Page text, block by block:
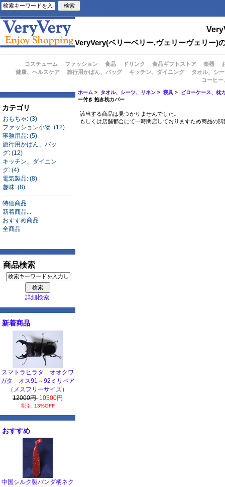
VeryVery(ベリーベリー,ヴェリーヴェリー)
コスチューム ファッション 食品 ドリンク 食品ギフトストア 楽器
健康、ヘルスケア
旅行用かばん、バッグ キッチン、ダイニング
タオル、シ
コーヒ
カテゴリ
おもちゃ: (3)
ファッション小物: (12)
事務用品: (5)
旅行用かばん、バッ
グ: (12)
キッチン、ダイニン
グ: (4)
電気製品: (8)
趣味: (8)
特価商品
新着商品...
おすすめ商品
全商品
商品検索
詳細検索
新着商品
スマトラヒラタ オオクワ
ガタ オス91～92ミリペア
（メスフリーサイズ）
12000円 10500円
割引: 13%OFF
おすすめ
中国シルク製パンダ柄ネク
ホーム > タオル、シーツ、リネン >寝具 >
ピローケース、枕
ー付き 抱き枕カバー
該当する商品は見つかりませんでした。
もしくは店舗都合にて一時閉店しておりますため商品の